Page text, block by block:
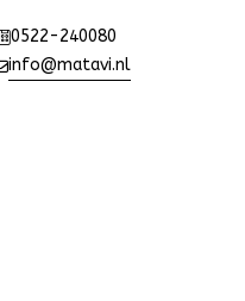
0522-240080
info@matavi.nl